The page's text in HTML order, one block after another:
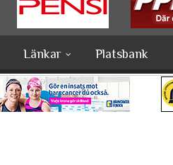
Länkar Platsbank